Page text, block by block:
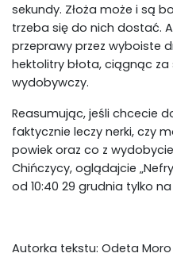
sekundy. Złoża może i są
trzeba się do nich dostać.
przeprawy przez wyboiste
hektolitry błota, ciągnąc za
wydobywczy.
Reasumując, jeśli chcecie
faktycznie leczy nerki, czy
powiek oraz co z
Chińczycy, oglądajcie
od 10:40 29 grudnia tylko
Autorka tekstu: Odeta Moro